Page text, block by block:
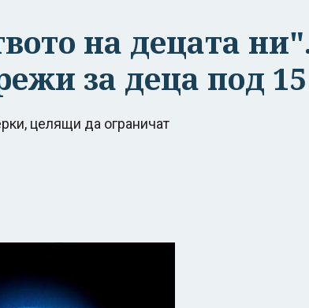
на децата
за деца под 15
целящи да ограничат